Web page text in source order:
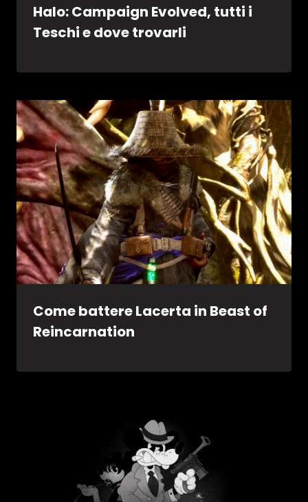
Halo: Campaign Evolved, tutti i
Teschi e dove trovarli
Come battere Lacerta in Beast of
Reincarnation